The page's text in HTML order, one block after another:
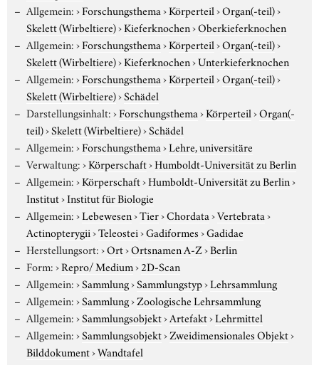
Allgemein:›Forschungsthema›Körperteil›Organ(-teil)›
Skelett (Wirbeltiere)›Kieferknochen›Oberkieferknochen
Allgemein:›Forschungsthema›Körperteil›Organ(-teil)›
Skelett (Wirbeltiere)›Kieferknochen›Unterkieferknochen
Allgemein:›Forschungsthema›Körperteil›Organ(-teil)›
Skelett (Wirbeltiere)›Schädel
Darstellungsinhalt:›Forschungsthema›Körperteil›Organ(-
teil)›Skelett (Wirbeltiere)›Schädel
Allgemein:›Forschungsthema›Lehre, universitäre
Verwaltung:›Körperschaft›Humboldt-Universität zu Berlin
Allgemein:›Körperschaft›Humboldt-Universität zu Berlin›
Institut›Institut für Biologie
Allgemein:›Lebewesen›Tier›Chordata›Vertebrata›
Actinopterygii›Teleostei›Gadiformes›Gadidae
Herstellungsort:›Ort›Ortsnamen A-Z›Berlin
Form:›Repro/ Medium›2D-Scan
Allgemein:›Sammlung›Sammlungstyp›Lehrsammlung
Allgemein:›Sammlung›Zoologische Lehrsammlung
Allgemein:›Sammlungsobjekt›Artefakt›Lehrmittel
Allgemein:›Sammlungsobjekt›Zweidimensionales Objekt›
Bilddokument›Wandtafel